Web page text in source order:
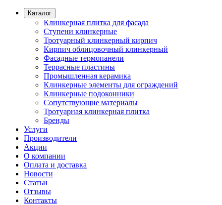
Каталог
Клинкерная плитка для фасада
Ступени клинкерные
Тротуарный клинкерный кирпич
Кирпич облицовочный клинкерный
Фасадные термопанели
Террасные пластины
Промышленная керамика
Клинкерные элементы для ограждений
Клинкерные подоконники
Сопутствующие материалы
Тротуарная клинкерная плитка
Бренды
Услуги
Производители
Акции
О компании
Оплата и доставка
Новости
Статьи
Отзывы
Контакты